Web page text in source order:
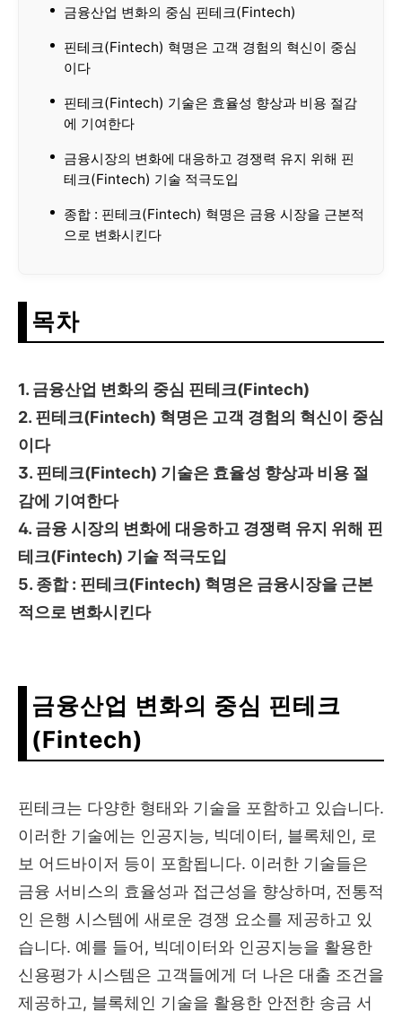
금융산업 변화의 중심 핀테크(Fintech)
핀테크(Fintech) 혁명은 고객 경험의 혁신이 중심
이다
핀테크(Fintech) 기술은 효율성 향상과 비용 절감
에 기여한다
금융시장의 변화에 대응하고 경쟁력 유지 위해 핀
테크(Fintech) 기술 적극도입
종합 : 핀테크(Fintech) 혁명은 금융 시장을 근본적
으로 변화시킨다
목차
1. 금융산업 변화의 중심 핀테크(Fintech)
2. 핀테크(Fintech) 혁명은 고객 경험의 혁신이 중심
이다
3. 핀테크(Fintech) 기술은 효율성 향상과 비용 절
감에 기여한다
4. 금융 시장의 변화에 대응하고 경쟁력 유지 위해 핀
테크(Fintech) 기술 적극도입
5. 종합 : 핀테크(Fintech) 혁명은 금융시장을 근본
적으로 변화시킨다
금융산업 변화의 중심 핀테크
(Fintech)
핀테크는 다양한 형태와 기술을 포함하고 있습니다.
이러한 기술에는 인공지능, 빅데이터, 블록체인, 로
보 어드바이저 등이 포함됩니다. 이러한 기술들은
금융 서비스의 효율성과 접근성을 향상하며, 전통적
인 은행 시스템에 새로운 경쟁 요소를 제공하고 있
습니다. 예를 들어, 빅데이터와 인공지능을 활용한
신용평가 시스템은 고객들에게 더 나은 대출 조건을
제공하고, 블록체인 기술을 활용한 안전한 송금 서